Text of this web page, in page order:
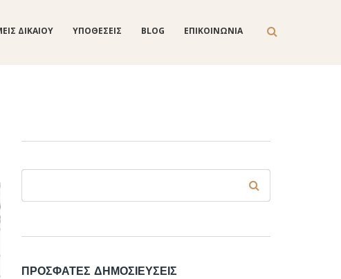
ΔΙΚΑΙΟΥ ΥΠΟΘΕΣΕΙΣ BLOG ΕΠΙΚΟΙΝΩΝΙΑ
ΠΡΟΣΦΑΤΕΣ ΔΗΜΟΣΙΕΥΣΕΙΣ